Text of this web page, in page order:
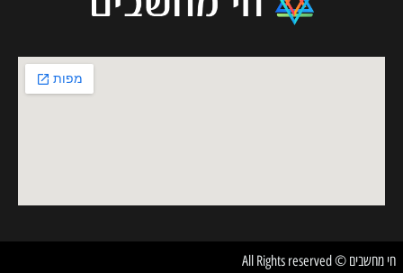
חי מחשבים © All Rights reserved